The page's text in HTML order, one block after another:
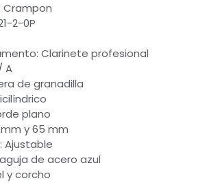
Crampon
2-0P
Clarinete profesional
A
de granadilla
plano
y 65 mm
Ajustable
de acero azul
y corcho